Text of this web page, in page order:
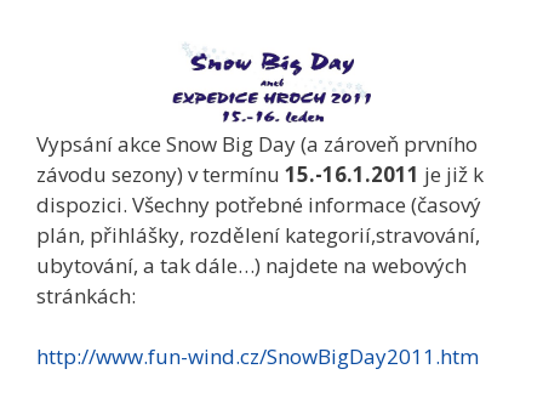
Vypsání akce Snow Big Day (a zároveň prvního
závodu sezony) v termínu 15.-16.1.2011 je již k
dispozici. Všechny potřebné informace (časový
plán, přihlášky, rozdělení kategorií,stravování,
ubytování, a tak dále…) najdete na webových
stránkách:
http://www.fun-wind.cz/SnowBigDay2011.htm